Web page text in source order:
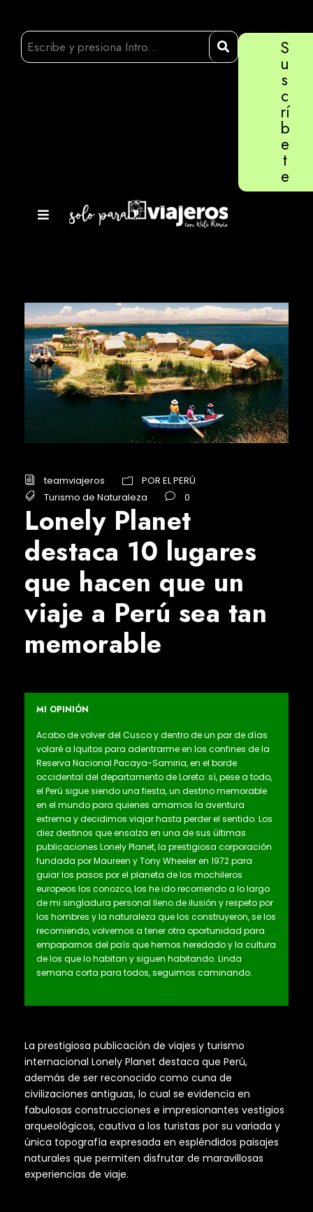
S
u
s
c
rí
b
e
t
e
teamviajeros
POR EL PERÚ
Turismo de Naturaleza
0
Lonely Planet
destaca 10 lugares
que hacen que un
viaje a Perú sea tan
memorable
MI OPINIÓN
Acabo de volver del Cusco y dentro de un par de días
volaré a Iquitos para adentrarme en los confines de la
Reserva Nacional Pacaya-Samiria, en el borde
occidental del departamento de Loreto: sí, pese a todo,
el Perú sigue siendo una fiesta, un destino memorable
en el mundo para quienes amamos la aventura
extrema y decidimos viajar hasta perder el sentido. Los
diez destinos que ensalza en una de sus últimas
publicaciones Lonely Planet, la prestigiosa corporación
fundada por Maureen y Tony Wheeler en 1972 para
guiar los pasos por el planeta de los mochileros
europeos los conozco, los he ido recorriendo a lo largo
de mi singladura personal lleno de ilusión y respeto por
los hombres y la naturaleza que los construyeron, se los
recomiendo, volvemos a tener otra oportunidad para
empaparnos del país que hemos heredado y la cultura
de los que lo habitan y siguen habitando. Linda
semana corta para todos, seguimos caminando.
La prestigiosa publicación de viajes y turismo
internacional Lonely Planet destaca que Perú,
además de ser reconocido como cuna de
civilizaciones antiguas, lo cual se evidencia en
fabulosas construcciones e impresionantes vestigios
arqueológicos, cautiva a los turistas por su variada y
única topografía expresada en espléndidos paisajes
naturales que permiten disfrutar de maravillosas
experiencias de viaje.